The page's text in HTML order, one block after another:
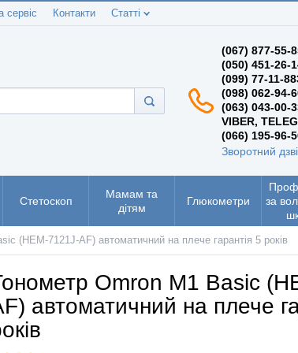
сервіс Контакти Статті
(067) 877-55-
(050) 451-26-
(099) 77-11-
(098) 062-94-
(063) 043-00-
VIBER,
(066) 195-96-
Зворотний
Стетоскоп
Мамам та
дітям
Глюкометри
за
(HEM-7121J-AF) автоматичний на плече гарантія 5 років
Omron M1 Basic
автоматичний на плече